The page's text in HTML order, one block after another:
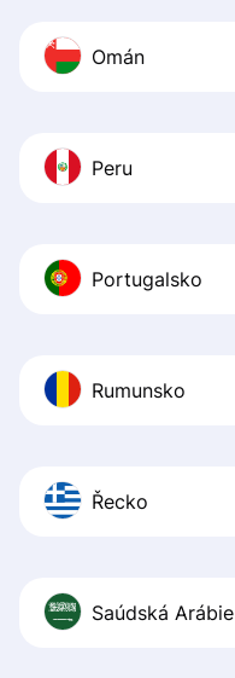
Omán
Peru
Portugalsko
Rumunsko
Řecko
Saúdská Arábie